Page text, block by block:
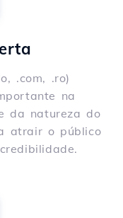
.com, .ro)
na
da natureza do
atrair o público